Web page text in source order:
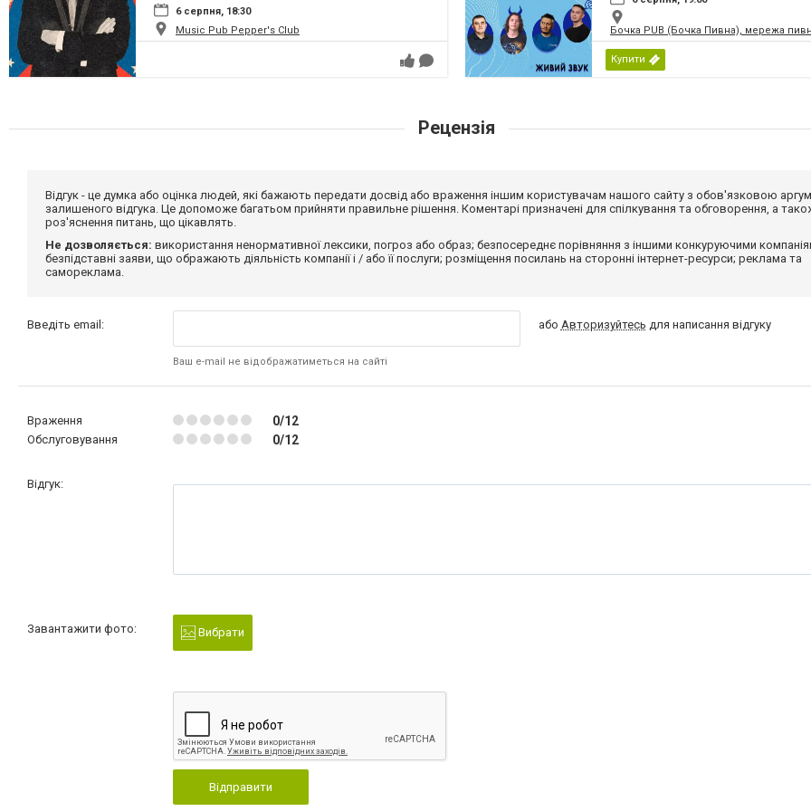
6 серпня, 18:30
Music Pub Pepper's Club
Бочка PUB (Бочка Пивна), мережа
Купити
Рецензія
Відгук - це думка або оцінка людей, які бажають передати досвід або враження іншим користувачам нашого сайту з обов'язковою
залишеного відгука. Це допоможе багатьом прийняти правильне рішення. Коментарі призначені для спілкування та обговорення, а
роз'яснення питань, що цікавлять.
Не дозволяється: використання ненормативної лексики, погроз або образ; безпосереднє порівняння з іншими конкуруючими
безпідставні заяви, що ображають діяльність компанії і / або її послуги; розміщення посилань на сторонні інтернет-ресурси; реклама та
самореклама.
Введіть email:
Ваш e-mail не відображатиметься на сайті
або Авторизуйтесь для написання відгуку
Враження 0/12
Обслуговування 0/12
Відгук:
Завантажити фото: Вибрати
Відправити